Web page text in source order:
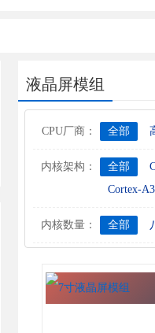
液晶屏模组
CPU厂商： 全部
内核架构： 全部
Cortex-
内核数量： 全部